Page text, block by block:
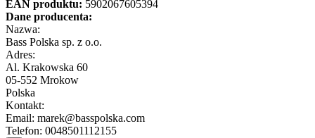
EAN produktu: 5902067605394
Dane producenta:
Nazwa:
Bass Polska sp. z o.o.
Adres:
Al. Krakowska 60
05-552 Mrokow
Polska
Kontakt:
Email: marek@basspolska.com
Telefon: 0048501112155